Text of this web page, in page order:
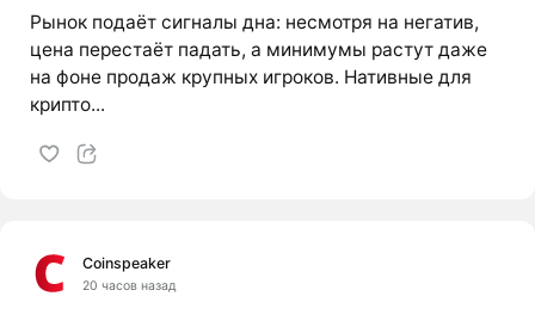
Рынок подаёт сигналы дна: несмотря на негатив,
цена перестаёт падать, а минимумы растут даже
на фоне продаж крупных игроков. Нативные для
крипто...
Coinspeaker
20 часов назад